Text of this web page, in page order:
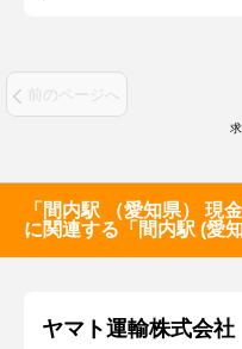
前のページへ
「間内駅 （愛知県） 現
に関連する「間内駅 (愛
ヤマト運輸株式会社